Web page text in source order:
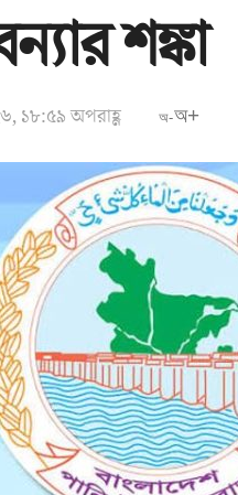
শঙ্কা
১৮:৫৯ অপরাহ্ণ অ-অ+